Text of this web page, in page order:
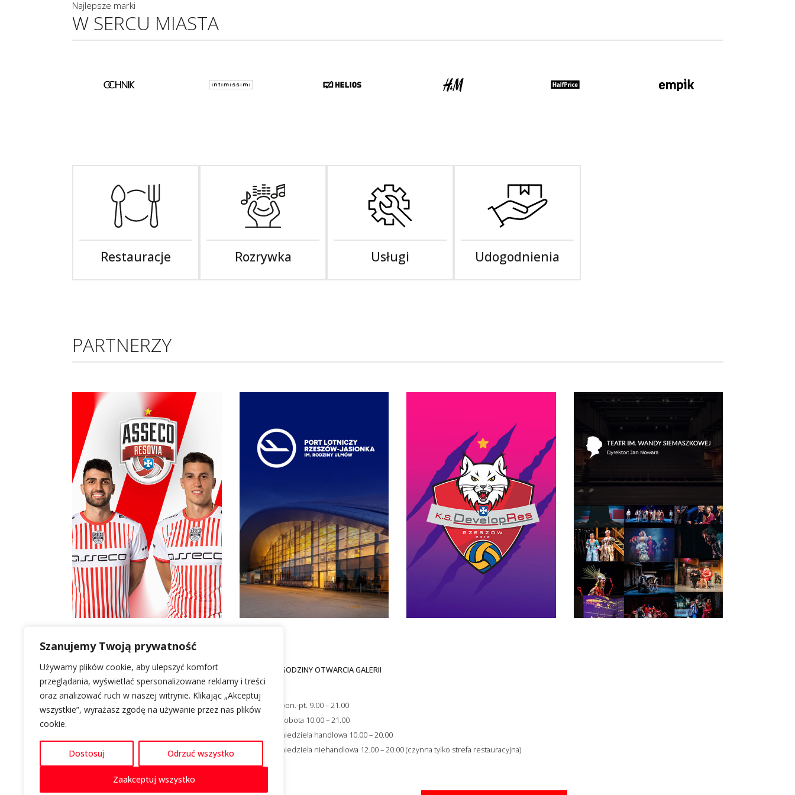
Szanujemy Twoją prywatność
Używamy plików cookie, aby ulepszyć komfort
przeglądania, wyświetlać spersonalizowane reklamy i treści
oraz analizować ruch w naszej witrynie. Klikając „Akceptuj
wszystkie”, wyrażasz zgodę na używanie przez nas plików
cookie.
Dostosuj Odrzuć wszystko
Zaakceptuj wszystko
Najlepsze marki
W SERCU MIASTA
Restauracje Rozrywka Usługi Udogodnienia
PARTNERZY
LOKALIZACJA
Al. Piłsudskiego 44
35-001 Rzeszów
O GALERII RZESZÓW
Informacje
INFORMACJE
Polityka cookies
GODZINY OTWARCIA GALERII
pon.-pt. 9.00 – 21.00
sobota 10.00 – 21.00
niedziela handlowa 10.00 – 20.00
niedziela niehandlowa 12.00 – 20.00 (czynna tylko strefa restauracyjna)